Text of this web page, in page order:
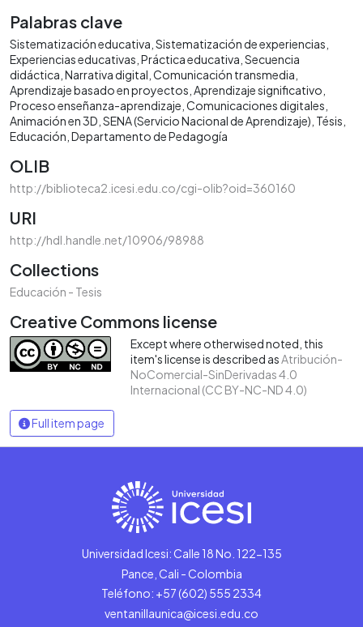
Palabras clave
Sistematización educativa Sistematización de experiencias
Experiencias educativas Práctica educativa Secuencia
didáctica Narrativa digital Comunicación transmedia
Aprendizaje basado en proyectos Aprendizaje significativo
Proceso enseñanza-aprendizaje Comunicaciones digitales
Animación en 3D SENA (Servicio Nacional de Aprendizaje) Tésis
Educación Departamento de Pedagogía
OLIB
http://biblioteca2.icesi.edu.co/cgi-olib?oid=360160
URI
http://hdl.handle.net/10906/98988
Collections
Educación - Tesis
Creative Commons license
Except where otherwised noted, this
item's license is described asAtribución-
NoComercial-SinDerivadas 4.0
Internacional (CC BY-NC-ND 4.0)
Full item page
Universidad Icesi: Calle 18 No. 122-135
Pance, Cali - Colombia
Teléfono: +57 (602) 555 2334
ventanillaunica@icesi.edu.co